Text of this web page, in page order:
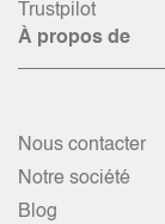
Trustpilot
À propos de
Nous contacter
Notre société
Blog